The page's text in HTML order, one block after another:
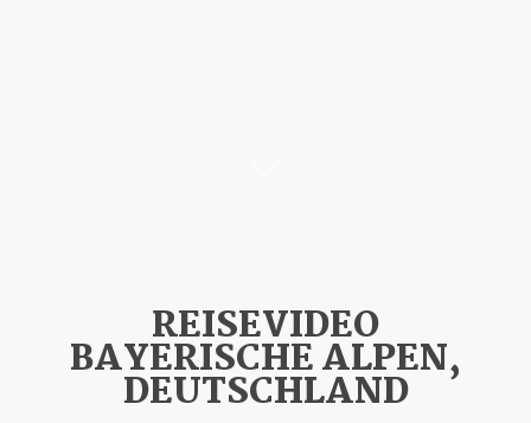
REISEVIDEO
BAYERISCHE ALPEN,
DEUTSCHLAND